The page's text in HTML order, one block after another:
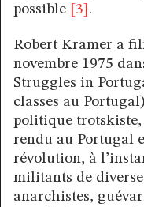
possible [3] .
Robert Kramer a
novembre 1975
Struggles in
classes au
politique trotskiste,
rendu au Portugal
révolution, à
militants de
anarchistes,